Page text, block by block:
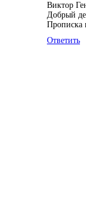
Виктор
Добрый
Прописка
Ответить